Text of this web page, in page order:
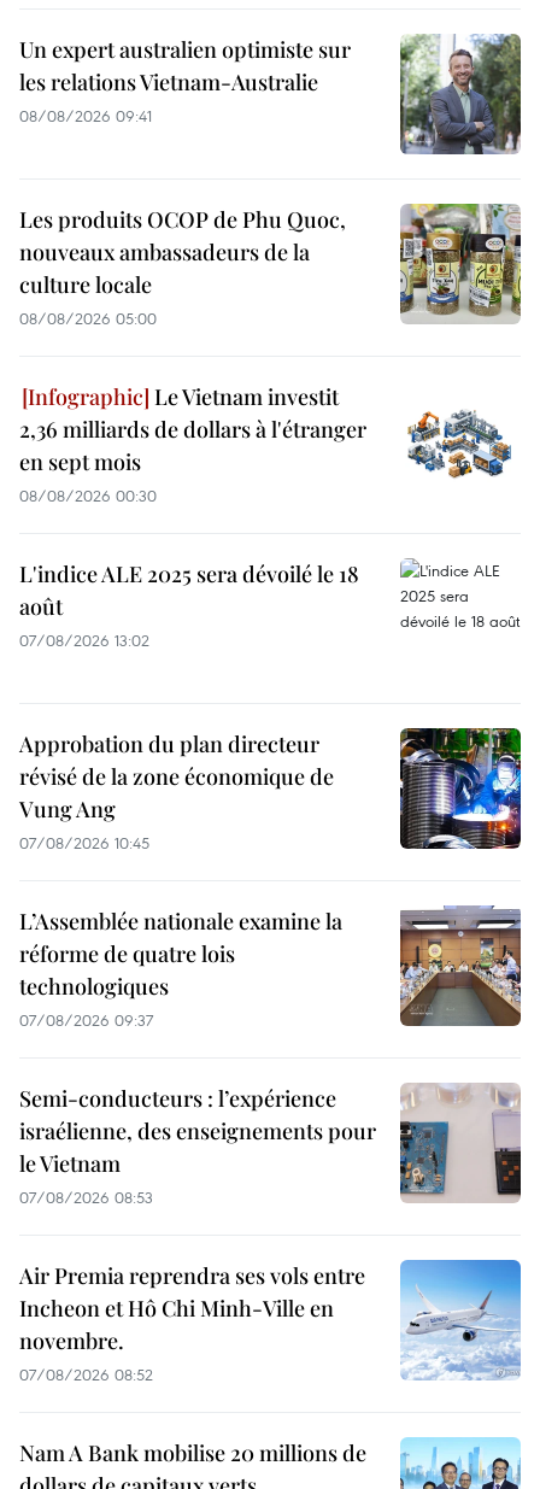
Un expert australien optimiste sur
les relations Vietnam-Australie
08/08/2026 09:41
Les produits OCOP de Phu Quoc,
nouveaux ambassadeurs de la
culture locale
08/08/2026 05:00
Le Vietnam investit
2,36 milliards de dollars à l'étranger
en sept mois
08/08/2026 00:30
L'indice ALE 2025 sera dévoilé le 18
août
07/08/2026 13:02
Approbation du plan directeur
révisé de la zone économique de
Vung Ang
07/08/2026 10:45
L’Assemblée nationale examine la
réforme de quatre lois
technologiques
07/08/2026 09:37
Semi-conducteurs : l’expérience
israélienne, des enseignements pour
le Vietnam
07/08/2026 08:53
Air Premia reprendra ses vols entre
Incheon et Hô Chi Minh-Ville en
novembre.
07/08/2026 08:52
Nam A Bank mobilise 20 millions de